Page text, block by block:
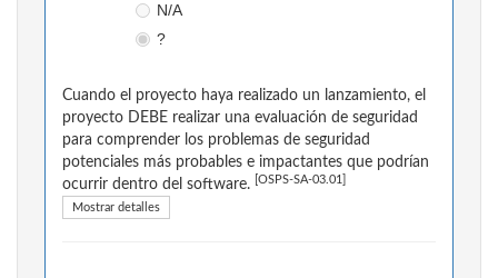
N/A
?
Cuando el proyecto haya realizado un lanzamiento, el
proyecto DEBE realizar una evaluación de seguridad
para comprender los problemas de seguridad
potenciales más probables e impactantes que podrían
ocurrir dentro del software.
[OSPS-SA-03.01]
Mostrar detalles